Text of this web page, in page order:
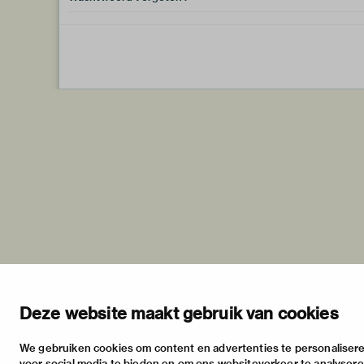
Deze website maakt gebruik van cookies
We gebruiken cookies om content en advertenties te